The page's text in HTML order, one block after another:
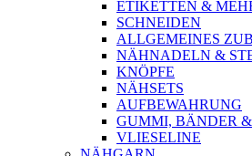
ETIKETTEN &
SCHNEIDEN
ALLGEMEINES
NÄHNADELN &
KNÖPFE
NÄHSETS
AUFBEWAHRUNG
GUMMI, BÄNDER
VLIESELINE